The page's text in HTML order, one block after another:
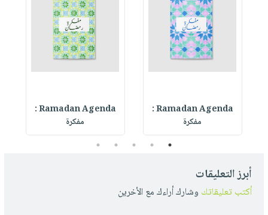
Ramadan Agenda :
مفكرة
Ramadan Agenda :
مفكرة
1
2
3
4
5
أبرز التعليقات
أكتب تعليقاتك وشارك أراءك مع الأخرين